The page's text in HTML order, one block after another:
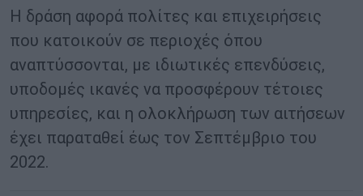
Η δράση αφορά πολίτες και επιχειρήσεις
που κατοικούν σε περιοχές όπου
αναπτύσσονται, με ιδιωτικές επενδύσεις,
υποδομές ικανές να προσφέρουν τέτοιες
υπηρεσίες, και η ολοκλήρωση των αιτήσεων
έχει παραταθεί έως τον Σεπτέμβριο του
2022.